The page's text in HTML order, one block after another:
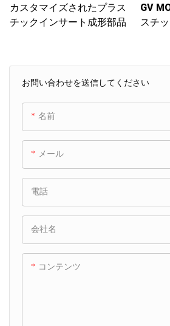
お問い合わせを送信してください
名前
メール
電話
会社名
コンテンツ
カスタマイズされたプラス
チックインサート成形部品
GV
スチ